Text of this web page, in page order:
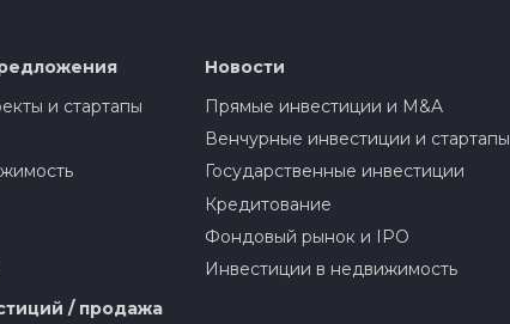
и стартапы
/ продажа
Новости
Прямые инвестиции и M&A
Венчурные инвестиции и стартапы
Государственные инвестиции
Кредитование
Фондовый рынок и IPO
Инвестиции в недвижимость